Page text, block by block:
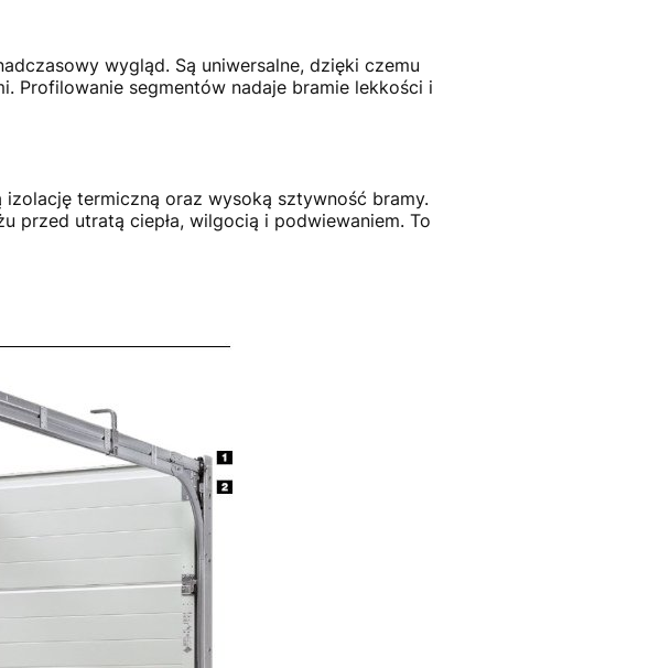
wygląd. Są uniwersalne, dzięki czemu
Profilowanie segmentów nadaje bramie lekkości i
izolację termiczną oraz wysoką sztywność bramy.
przed utratą ciepła, wilgocią i podwiewaniem. To